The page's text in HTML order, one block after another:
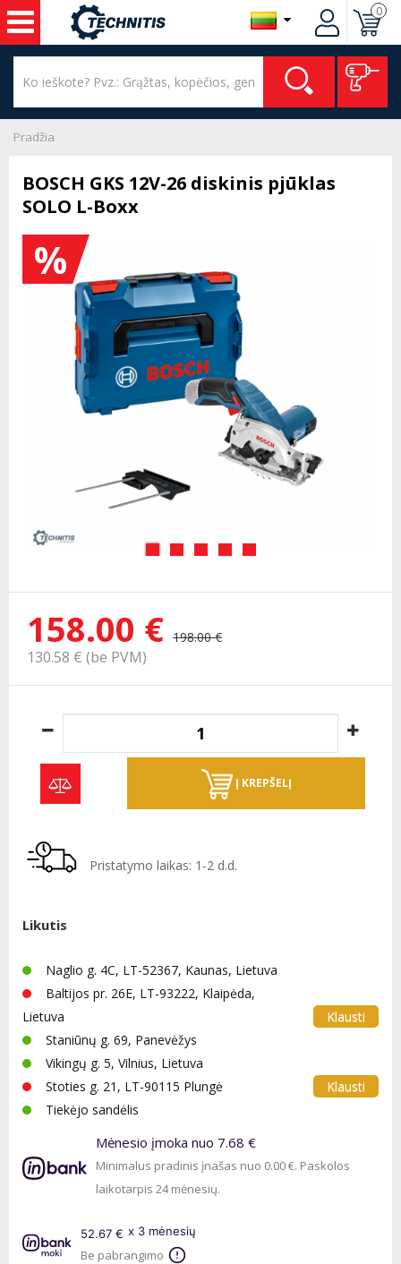
0
Pradžia
BOSCH GKS 12V-26 diskinis pjūklas
SOLO L-Boxx
%
158.00 € 198.00 €
130.58 € (be PVM)
Į KREPŠELĮ
Pristatymo laikas: 1-2 d.d.
Likutis
Naglio g. 4C, LT-52367, Kaunas, Lietuva
Baltijos pr. 26E, LT-93222, Klaipėda,
Lietuva
Klausti
Staniūnų g. 69, Panevėžys
Vikingų g. 5, Vilnius, Lietuva
Stoties g. 21, LT-90115 Plungė
Klausti
Tiekėjo sandėlis
Mėnesio įmoka nuo 7.68 €
Minimalus pradinis įnašas nuo 0.00 €. Paskolos
laikotarpis 24 mėnesių.
52.67 € x 3 mėnesių
Be pabrangimo